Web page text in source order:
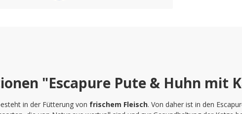
"Escapure Pute & Huhn mit
in der Fütterung von frischem Fleisch. Von daher ist in den